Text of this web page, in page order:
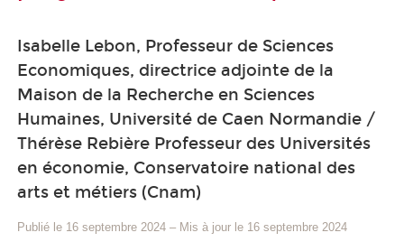
Isabelle Lebon, Professeur de Sciences
Economiques, directrice adjointe de la
Maison de la Recherche en Sciences
Humaines, Université de Caen Normandie /
Thérèse Rebière Professeur des Universités
en économie, Conservatoire national des
arts et métiers (Cnam)
Publié le 16 septembre 2024 – Mis à jour le 16 septembre 2024